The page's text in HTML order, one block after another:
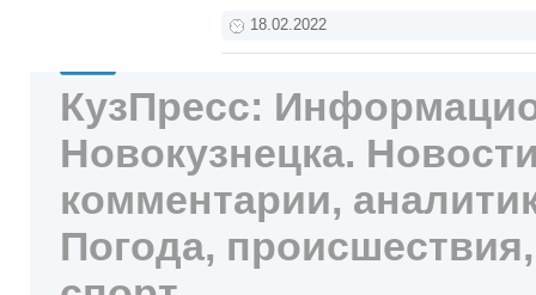
18.02.2022
КузПресс:
Новокузнецка.
комментарии,
Погода,